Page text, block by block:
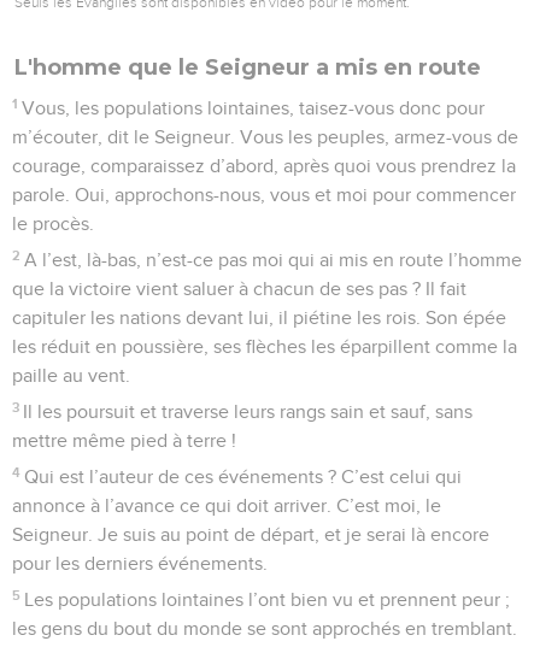
L'homme que le Seigneur a mis en route
1 Vous, les populations lointaines, taisez-vous donc pour
m’écouter, dit le Seigneur. Vous les peuples, armez-vous de
courage, comparaissez d’abord, après quoi vous prendrez la
parole. Oui, approchons-nous, vous et moi pour commencer
le procès.
2 A l’est, là-bas, n’est-ce pas moi qui ai mis en route l’homme
que la victoire vient saluer à chacun de ses pas ? Il fait
capituler les nations devant lui, il piétine les rois. Son épée
les réduit en poussière, ses flèches les éparpillent comme la
paille au vent.
3 Il les poursuit et traverse leurs rangs sain et sauf, sans
mettre même pied à terre !
4 Qui est l’auteur de ces événements ? C’est celui qui
annonce à l’avance ce qui doit arriver. C’est moi, le
Seigneur. Je suis au point de départ, et je serai là encore
pour les derniers événements.
5 Les populations lointaines l’ont bien vu et prennent peur ;
les gens du bout du monde se sont approchés en tremblant.